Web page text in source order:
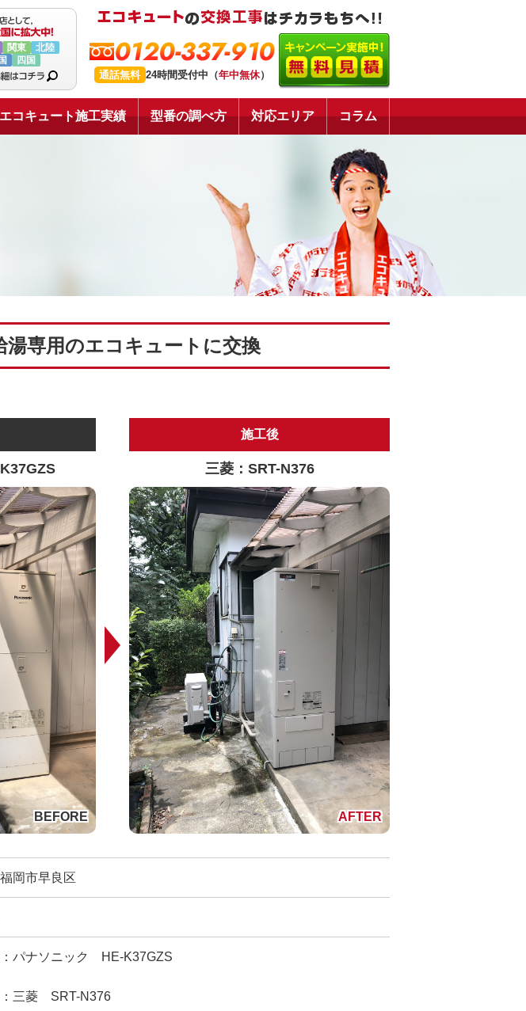
関東
北陸
四国 0120-337-910
通話無料 24時間受付中（年中無休）
エコキュート施工実績 型番の調べ方 対応エリア コラム
湯専用のエコキュートに交換
施工後
三菱：SRT-N376
岡市早良区
パナソニック HE-K37GZS
三菱 SRT-N376